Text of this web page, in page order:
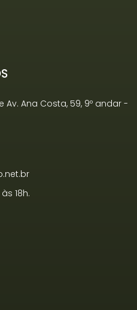
Av. Ana Costa, 59, 9º andar -
18h.